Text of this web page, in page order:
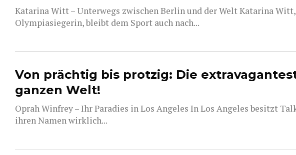
Katarina Witt – Unterwegs zwischen Berlin und der Welt Katarina
Olympiasiegerin, bleibt dem Sport auch nach...
Von prächtig bis protzig: Die
ganzen Welt!
Oprah Winfrey – Ihr Paradies in Los Angeles In Los Angeles besitzt
ihren Namen wirklich...